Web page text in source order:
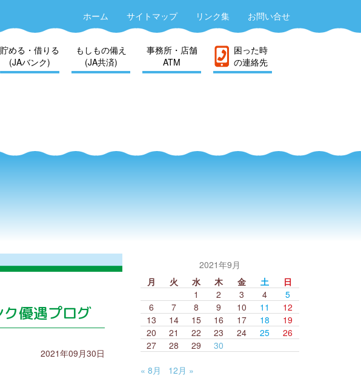
ホーム サイトマップ リンク集 お問い合せ
貯める・借りる
(JAバンク)
もしもの備え
(JA共済)
事務所・店舗
ATM
困った時
の連絡先
優遇プログ
2021年09月30日
2021年9月
月
火 水 木 金 土
日
1
2 3 4
5
6
7 8 9 10 11
12
13
14 15 16 17 18
19
20
21 22 23 24 25
26
27
28 29 30
« 8月
12月 »